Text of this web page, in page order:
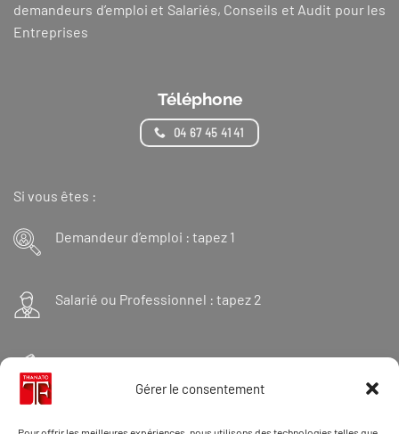
Gérer le consentement
demandeurs d’emploi et Salariés, Conseils et Audit pour les
Entreprises
Téléphone
04 67 45 41 41
Si vous êtes :
Demandeur d’emploi : tapez 1
Salarié ou Professionnel : tapez 2
Financeur : tapez 3
Et « 98 » pour une formation Thanatopraxie